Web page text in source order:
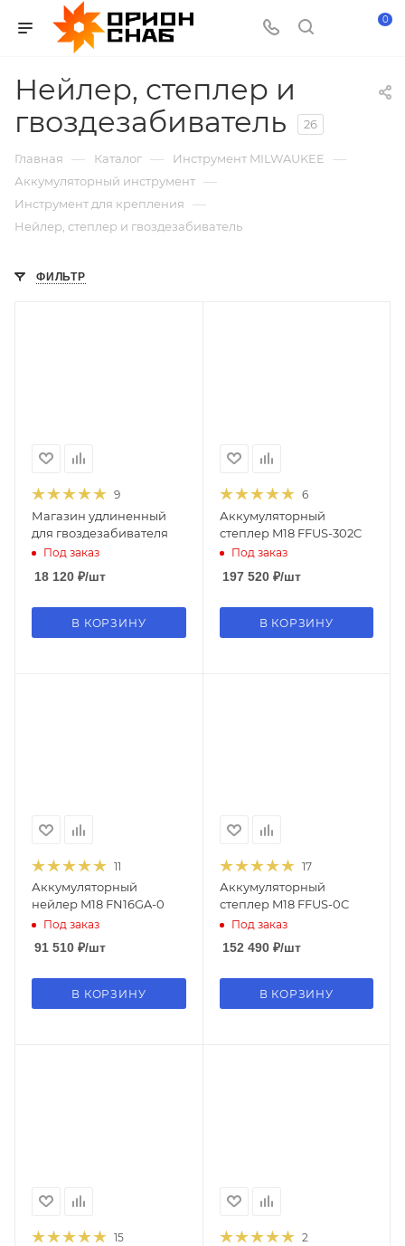
0
Нейлер, степлер и
гвоздезабиватель
26
Главная — Каталог — Инструмент MILWAUKEE —
Аккумуляторный инструмент —
Инструмент для крепления —
Нейлер, степлер и гвоздезабиватель
ФИЛЬТР
9
Магазин удлиненный
для гвоздезабивателя
Под заказ
18 120 ₽/шт
В КОРЗИНУ
6
Аккумуляторный
степлер M18 FFUS-302C
Под заказ
197 520₽/шт
В КОРЗИНУ
11
Аккумуляторный
нейлер M18 FN16GA-0
Под заказ
91 510 ₽/шт
В КОРЗИНУ
17
Аккумуляторный
степлер M18 FFUS-0C
Под заказ
152 490₽/шт
В КОРЗИНУ
15 2